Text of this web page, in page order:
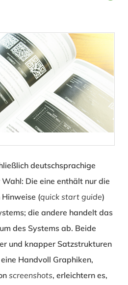
deutschsprachige
Die eine enthält nur die
(quick start guide)
die andere handelt das
des Systems ab. Beide
und knapper Satzstrukturen
Handvoll Graphiken,
screenshots, erleichtern es,